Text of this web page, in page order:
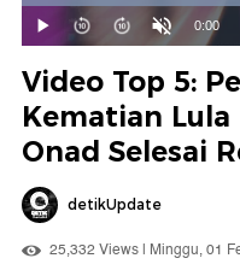
Mainkan
Suara
Hidup
Waktu
ini
0:00
Video Top 5:
Kematian
Onad Selesai
detikUpdate
25,332 Views | Minggu, 01